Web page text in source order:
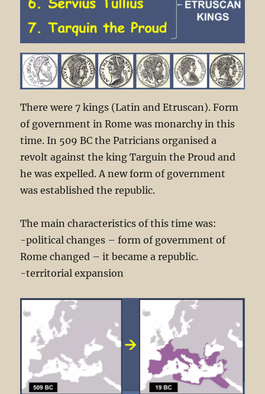
There were 7 kings (Latin and Etruscan). Form
of government in Rome was monarchy in this
time. In 509 BC the Patricians organised a
revolt against the king Targuin the Proud and
he was expelled. A new form of government
was established the republic.
The main characteristics of this time was:
-political changes – form of government of
Rome changed – it became a republic.
-territorial expansion